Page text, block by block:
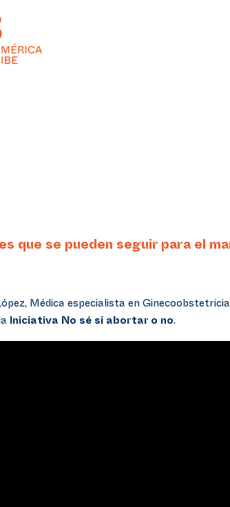
que se pueden seguir para el
Médica especialista en
Iniciativa No sé si abortar o no.